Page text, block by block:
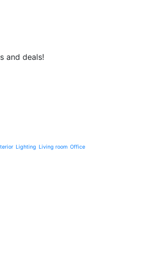
and deals!
Lighting Living room Office